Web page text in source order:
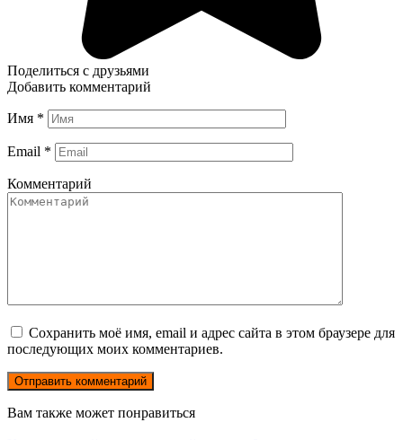
Поделиться с друзьями
Добавить комментарий
Имя *
Email *
Комментарий
Сохранить моё имя, email и адрес сайта в этом браузере для
последующих моих комментариев.
Вам также может понравиться